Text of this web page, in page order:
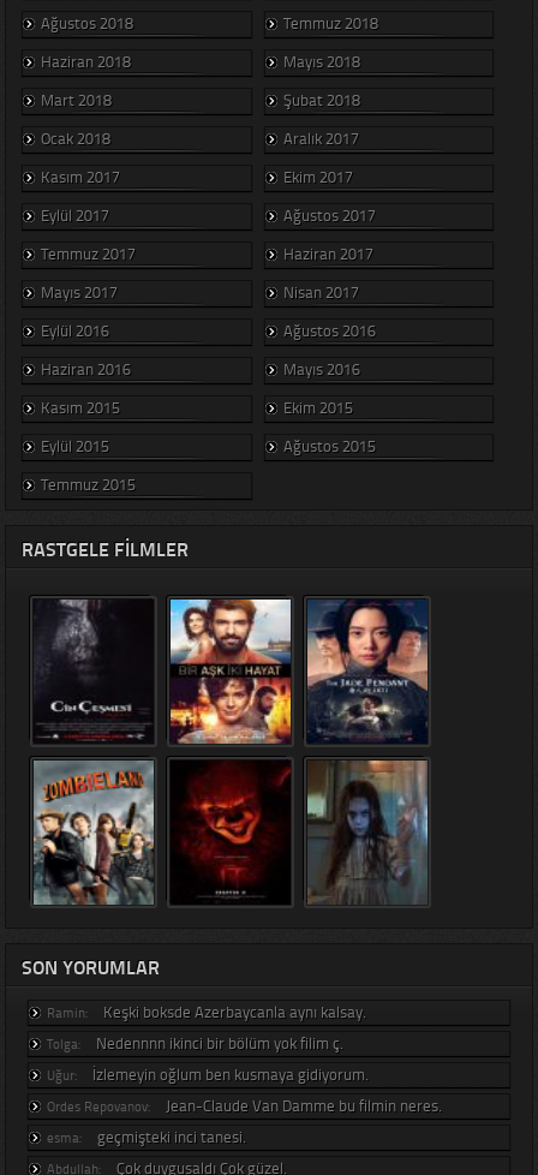
Ağustos 2018
Temmuz 2018
Haziran 2018
Mayıs 2018
Mart 2018
Şubat 2018
Ocak 2018
Aralık 2017
Kasım 2017
Ekim 2017
Eylül 2017
Ağustos 2017
Temmuz 2017
Haziran 2017
Mayıs 2017
Nisan 2017
Eylül 2016
Ağustos 2016
Haziran 2016
Mayıs 2016
Kasım 2015
Ekim 2015
Eylül 2015
Ağustos 2015
Temmuz 2015
RASTGELE FILMLER
SON YORUMLAR
Ramin: Keşki boksde Azerbaycanla aynı kalsay.
Tolga: Nedennnn ikinci bir bölüm yok filim ç.
Uğur: İzlemeyin oğlum ben kusmaya gidiyorum.
Ordes Repovanov: Jean-Claude Van Damme bu filmin neres.
esma: geçmişteki inci tanesi.
Abdullah: Çok duygusaldı Çok güzel.